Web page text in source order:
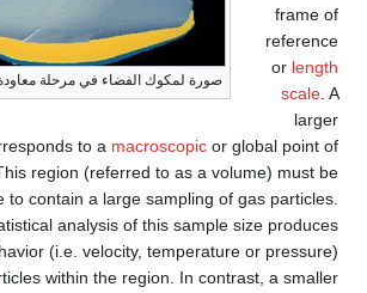
صورة لمكوك الفضاء في مرحلة
frame of
reference
or length
scale. A
larger
to a macroscopic or global point of
region (referred to as a volume) must be
to contain a large sampling of gas particles.
analysis of this sample size produces
(i.e. velocity, temperature or pressure)
within the region. In contrast, a smaller